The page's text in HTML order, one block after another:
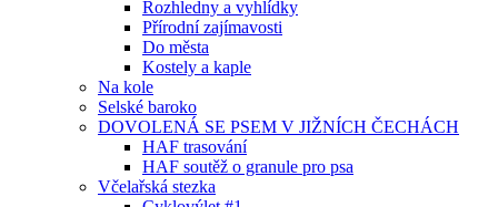
Rozhledny a vyhlídky
Přírodní zajímavosti
Do města
Kostely a kaple
Na kole
Selské baroko
DOVOLENÁ SE PSEM V JIŽNÍCH ČECHÁCH
HAF trasování
HAF soutěž o granule pro psa
Včelařská stezka